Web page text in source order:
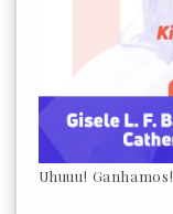
Uhuuu! Ganhamos!